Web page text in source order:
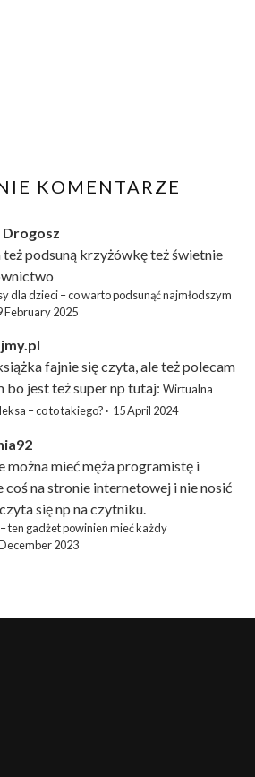
KOMENTARZE
Drogosz
podsuną krzyżówkęteż świetnie
dla dzieci – co warto podsunąć najmłodszym
February 2025
fajnie się czyta, ale też polecam
bo jest też super np tutaj: Wirtualna
– co to takiego? · 15 April 2024
można mieć męża programistę i
coś na stronie internetowej i nie nosić
się np na czytniku.
ten gadżet powinien mieć każdy
2023